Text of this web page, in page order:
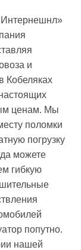
Интернешнл»
и
Кобеляках
ценам. Мы
поломки
погрузку
можете
гибкую
попутно.
нашей